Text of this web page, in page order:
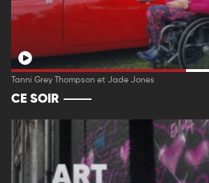
Tanni Grey Thompson et Jade Jones
CE SOIR